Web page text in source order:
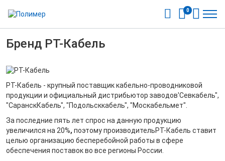
0
Бренд РТ-Кабель
РТ-Кабель - крупный поставщик кабельно-проводниковой
продукции и официальный дистрибьютор заводов'Севкабель",
"СаранскКабель", "Подольсккабель", "Москабельмет".
За последние пять лет спрос на данную продукцию
увеличился на 20%, поэтомупроизводительРТ-Кабель ставит
целью организацию бесперебойной работы в сфере
обеспечения поставок во все регионы России.